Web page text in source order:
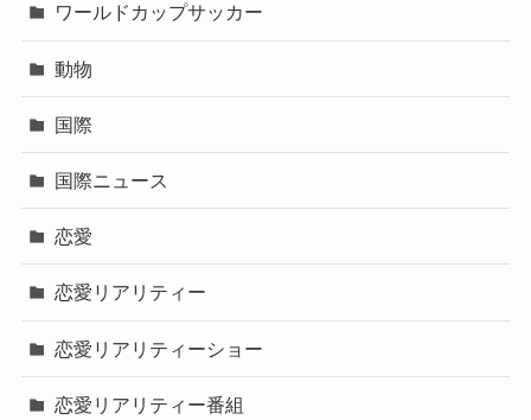
ワールドカップサッカー
動物
国際
国際ニュース
恋愛
恋愛リアリティー
恋愛リアリティーショー
恋愛リアリティー番組